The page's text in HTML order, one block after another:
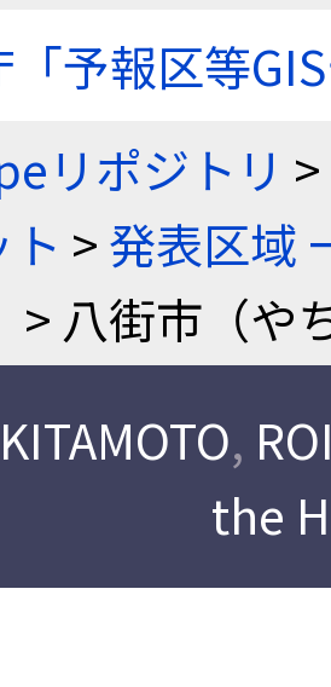
予報区等
リポジトリ >
>発表区域
> 八街市（や
,
the